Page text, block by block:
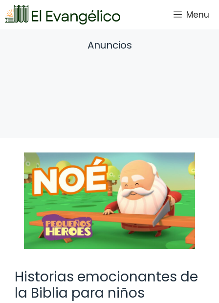
Saltar
al
Menu
Anuncios
Historias emocionantes de
la Biblia para niños